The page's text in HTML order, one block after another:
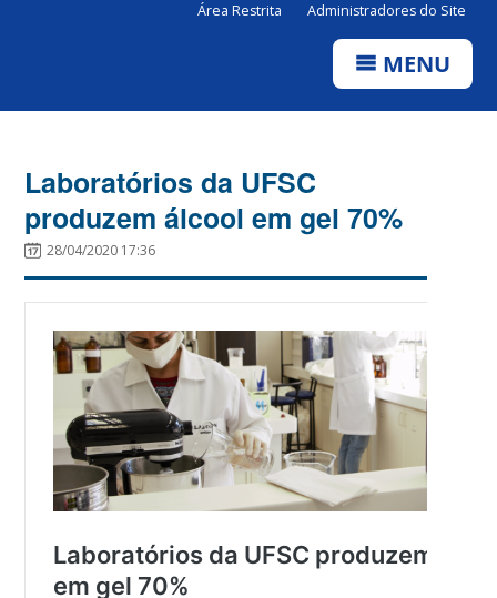
Área Restrita Administradores do Site
MENU
Laboratórios da UFSC
produzem álcool em gel 70%
28/04/2020 17:36